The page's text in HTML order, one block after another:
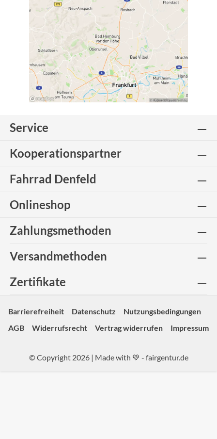
Service
Kooperationspartner
Fahrrad Denfeld
Onlineshop
Zahlungsmethoden
Versandmethoden
Zertifikate
Barrierefreiheit Datenschutz
Nutzungsbedingungen
AGB
Widerrufsrecht Vertrag widerrufen Impressum
© Copyright 2026 | Made with 💚 - fairgentur.de